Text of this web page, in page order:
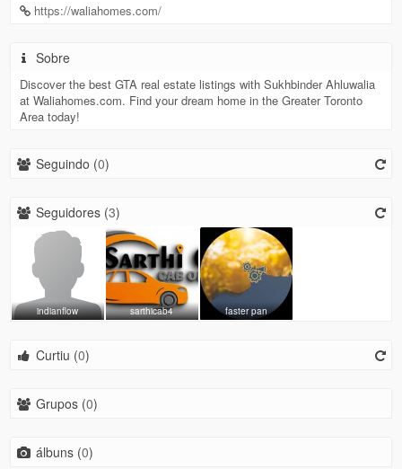
https://waliahomes.com/
Sobre
Discover the best GTA real estate listings with Sukhbinder Ahluwalia
at Waliahomes.com. Find your dream home in the Greater Toronto
Area today!
Seguindo (0)
Seguidores (3)
indianflow sarthicab4 faster pan
Curtiu (0)
Grupos (0)
álbuns (0)